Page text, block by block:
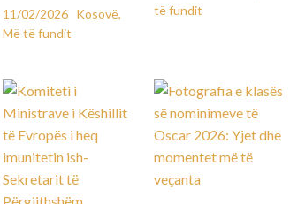
11/02/2026 Kosovë,
Më të fundit
të fundit